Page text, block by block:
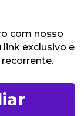
com nosso
link exclusivo e